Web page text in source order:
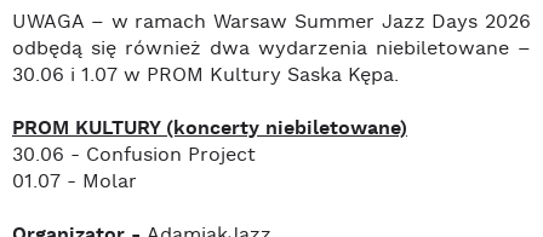
UWAGA – w ramach Warsaw Summer Jazz Days 2026
odbędą się również dwa wydarzenia niebiletowane –
30.06 i 1.07 w PROM Kultury Saska Kępa.
PROM KULTURY (koncerty niebiletowane)
30.06 - Confusion Project
01.07 - Molar